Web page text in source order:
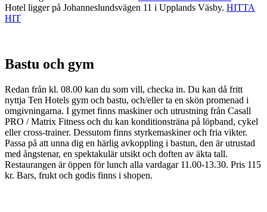
Hotel ligger på Johanneslundsvägen 11 i Upplands Väsby. HITTA
HIT
Bastu och gym
Redan från kl. 08.00 kan du som vill, checka in. Du kan då fritt
nyttja Ten Hotels gym och bastu, och/eller ta en skön promenad i
omgivningarna. I gymet finns maskiner och utrustning från Casall
PRO / Matrix Fitness och du kan konditionsträna på löpband, cykel
eller cross-trainer. Dessutom finns styrkemaskiner och fria vikter.
Passa på att unna dig en härlig avkoppling i bastun, den är utrustad
med ångstenar, en spektakulär utsikt och doften av äkta tall.
Restaurangen är öppen för lunch alla vardagar 11.00-13.30. Pris 115
kr. Bars, frukt och godis finns i shopen.